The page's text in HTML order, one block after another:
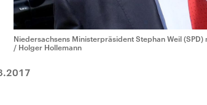
Niedersachsens Ministerpräsident Stephan Weil
/ Holger Hollemann